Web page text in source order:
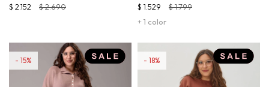
$ 2.152 $2.690
+ 1 color
$ 1.529 $1.799
15 18